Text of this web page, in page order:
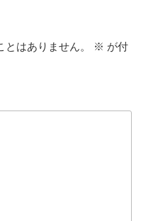
はありません。 ※ が付